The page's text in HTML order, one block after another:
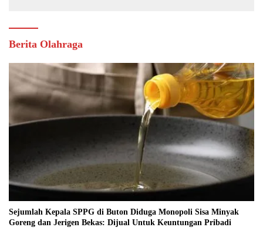
Berita Olahraga
Sejumlah Kepala SPPG di Buton Diduga Monopoli Sisa Minyak
Goreng dan Jerigen Bekas: Dijual Untuk Keuntungan Pribadi